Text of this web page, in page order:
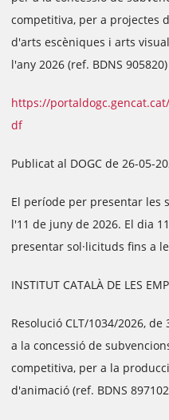
competitiva, per a projectes
d'arts escèniques i arts
l'any 2026 (ref. BDNS 905820)
https://
df
Publicat al DOGC de 26-05-
El període per presentar les
l'11 de juny de 2026. El dia
presentar sol·licituds fins a
INSTITUT CATALÀ DE LES
Resolució CLT/1034/2026,
a la concessió de
competitiva, per a la
d'animació (ref. BDNS